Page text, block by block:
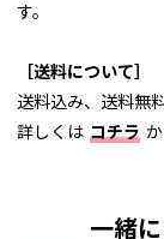
す。
［送料について］
送料込み、送料無
詳しくは コチラ
一緒